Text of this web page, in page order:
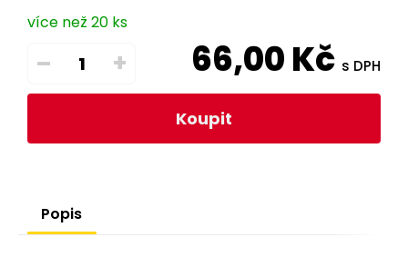
více než 20 ks
– + 66,00Kč s DPH
Koupit
Popis